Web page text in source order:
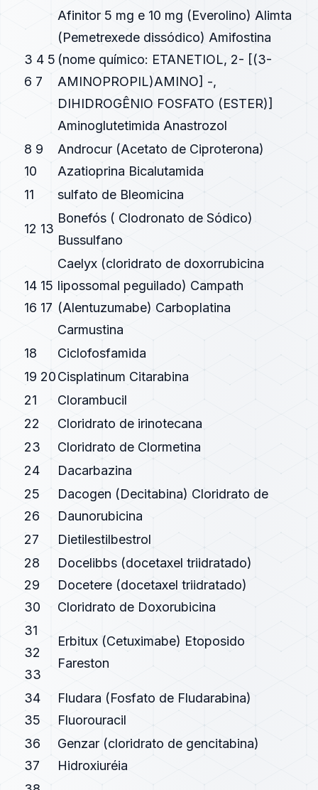
3 4 5
6 7
Afinitor 5 mg e 10 mg (Everolino) Alimta
(Pemetrexede dissódico) Amifostina
(nome químico: ETANETIOL, 2- [(3-
AMINOPROPIL)AMINO] -,
DIHIDROGÊNIO FOSFATO (ESTER)]
Aminoglutetimida Anastrozol
8 9
10
Androcur (Acetato de Ciproterona)
Azatioprina Bicalutamida
11
sulfato de Bleomicina
12 13
Bonefós ( Clodronato de Sódico)
Bussulfano
14 15
16 17
Caelyx (cloridrato de doxorrubicina
lipossomal peguilado) Campath
(Alentuzumabe) Carboplatina
Carmustina
18
Ciclofosfamida
19 20Cisplatinum Citarabina
21
Clorambucil
22
Cloridrato de irinotecana
23
Cloridrato de Clormetina
24
Dacarbazina
25
26
Dacogen (Decitabina) Cloridrato de
Daunorubicina
27
Dietilestilbestrol
28
29
30
Docelibbs (docetaxel triidratado)
Docetere (docetaxel triidratado)
Cloridrato de Doxorubicina
31
32
33
Erbitux (Cetuximabe) Etoposido
Fareston
34
35
Fludara (Fosfato de Fludarabina)
Fluorouracil
36
37
Genzar (cloridrato de gencitabina)
Hidroxiuréia